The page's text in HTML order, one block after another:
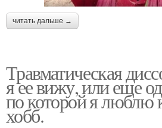
читать дальше →
Травматическая
я ее вижу, или еще
по которой я люблю
хобб.